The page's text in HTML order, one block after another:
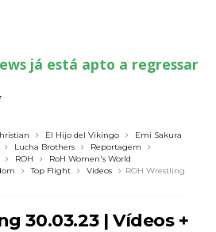
já está apto a regressar
Xia Brookside para
no Lockdown
El Hijo del Vikingo
Emi Sakura
Lucha Brothers
Reportagem
ROH
RoH Women's World
Top Flight Videos
ROH Wrestling
30.03.23 | Vídeos +